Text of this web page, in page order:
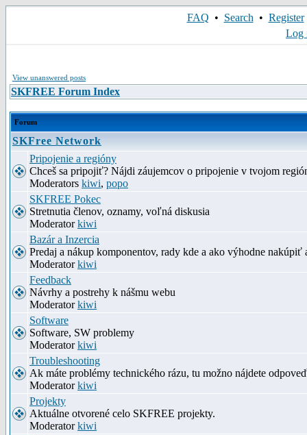
FAQ • Search • Register
Log
View unanswered posts
SKFREE Forum Index
Forum
SKFree Network
Pripojenie a regióny
Chceš sa pripojiť? Nájdi záujemcov o pripojenie v tvojom
Moderators kiwi, popo
SKFREE Pokec
Stretnutia členov, oznamy, voľná diskusia
Moderatorkiwi
Bazár a Inzercia
Predaj a nákup komponentov, rady kde a ako výhodne nakúpiť
Moderatorkiwi
Feedback
Návrhy a postrehy k nášmu webu
Moderatorkiwi
Software
Software, SW problemy
Moderatorkiwi
Troubleshooting
Ak máte problémy technického rázu, tu možno nájdete odpoveď
Moderatorkiwi
Projekty
Aktuálne otvorené celo SKFREE projekty.
Moderatorkiwi